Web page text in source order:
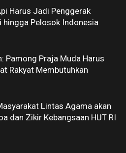
Harus Jadi Penggerak
hingga Pelosok Indonesia
Pamong Praja Muda Harus
Rakyat Membutuhkan
Lintas Agama akan
dan Zikir Kebangsaan HUT RI